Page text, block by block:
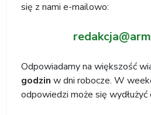
się z nami e-mailowo:
Odpowiadamy na większość
godzin w dni robocze. W
odpowiedzi może się